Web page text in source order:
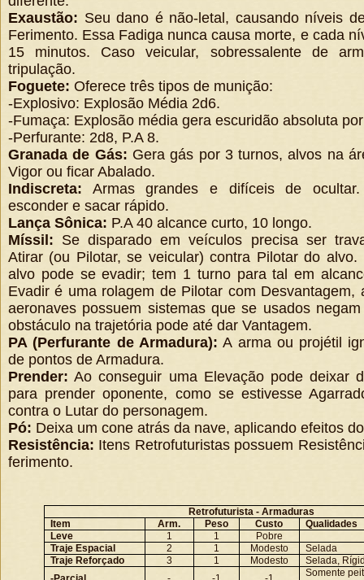
Exaustão: Seu dano é não-letal, causando níveis
Ferimento. Essa Fadiga nunca causa morte, e cada
15 minutos. Caso veicular, sobressalente de
tripulação.
Foguete: Oferece três tipos de munição:
-Explosivo: Explosão Média 2d6.
-Fumaça: Explosão média gera escuridão absoluta
-Perfurante: 2d8, P.A 8.
Granada de Gás: Gera gás por 3 turnos, alvos na
Vigor ou ficar Abalado.
Indiscreta: Armas grandes e difíceis de ocultar.
esconder e sacar rápido.
Lança Sônica: P.A 40 alcance curto, 10 longo.
Míssil: Se disparado em veículos precisa ser
Atirar (ou Pilotar, se veicular) contra Pilotar do alvo.
alvo pode se evadir; tem 1 turno para tal em
Evadir é uma rolagem de Pilotar com Desvantagem,
aeronaves possuem sistemas que se usados
obstáculo na trajetória pode até dar Vantagem.
PA (Perfurante de Armadura): A arma ou projétil
de pontos de Armadura.
Prender: Ao conseguir uma Elevação pode deixar
para prender oponente, como se estivesse
contra o Lutar do personagem.
Pó: Deixa um cone atrás da nave, aplicando efeitos
Resistência: Itens Retrofuturistas possuem
ferimento.
Retrofuturista - Armaduras
Item
Arm. Peso Custo
Qualidades
Leve
1 1
Pobre
Traje Espacial
2 1 Modesto
Selada
Traje Reforçado
3 1 Modesto
Selada,
Somente